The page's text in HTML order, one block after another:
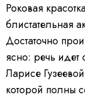
Роковая
блистательная
Достаточно
ясно: речь идет
Ларисе
которой полны